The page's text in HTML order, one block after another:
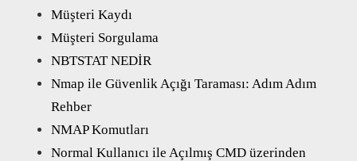
Müşteri Kaydı
Müşteri Sorgulama
NBTSTAT NEDİR
Nmap ile Güvenlik Açığı Taraması: Adım Adım
Rehber
NMAP Komutları
Normal Kullanıcı ile Açılmış CMD üzerinden